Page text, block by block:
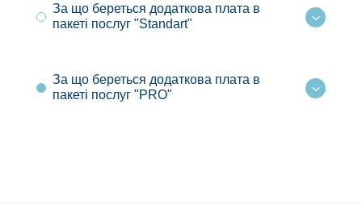
За що береться додаткова плата в
пакеті послуг "Standart"
За що береться додаткова плата в
пакеті послуг "PRO"